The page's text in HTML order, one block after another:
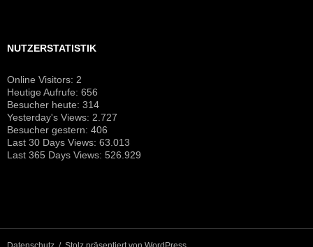
NUTZERSTATISTIK
Online Visitors: 2
Heutige Aufrufe: 656
Besucher heute: 314
Yesterday's Views: 2.727
Besucher gestern: 406
Last 30 Days Views: 63.013
Last 365 Days Views: 526.929